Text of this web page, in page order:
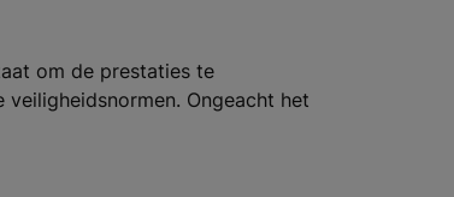
om de prestaties te
Ongeacht het